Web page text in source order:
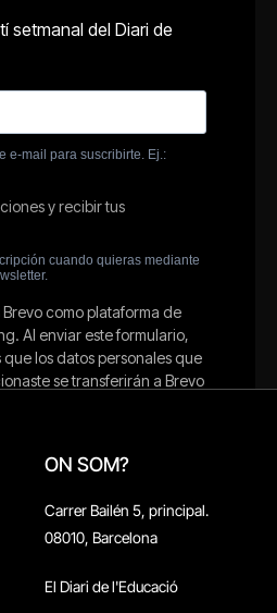
ON SOM?
Carrer Bailén 5, principal.
08010, Barcelona
El Diari de l'Educació